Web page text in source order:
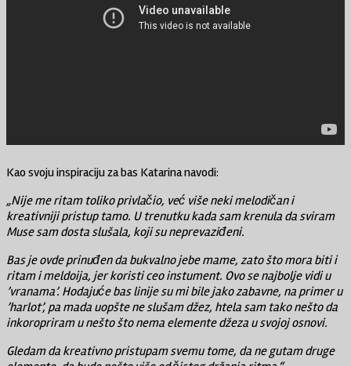
Kao svoju inspiraciju za bas Katarina navodi:
„Nije me ritam toliko privlačio, već više neki melodičan i
kreativniji pristup tamo. U trenutku kada sam krenula da sviram
Muse sam dosta slušala, koji su neprevaziđeni.
Bas je ovde prinuđen da bukvalno jebe mame, zato što mora biti i
ritam i meldoija, jer koristi ceo instument. Ovo se najbolje vidi u
’vranama’. Hodajuće bas linije su mi bile jako zabavne, na primer u
’harlot’, pa mada uopšte ne slušam džez, htela sam tako nešto da
inkoropriram u nešto što nema elemente džeza u svojoj osnovi.
Gledam da kreativno pristupam svemu tome, da ne gutam druge